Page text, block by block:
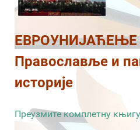
ЕВРОУНИЈАЋЕЊЕ
Православље и
историје
Преузмите комплетну